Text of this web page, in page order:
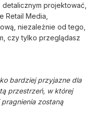
projektować,
Retail Media,
niezależnie od tego,
czy tylko przeglądasz
bardziej przyjazne dla
przestrzeń, w której
zostaną